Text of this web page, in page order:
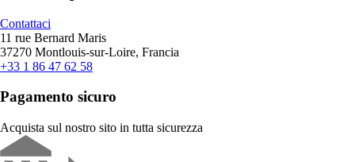
Contattaci
11 rue Bernard Maris
37270 Montlouis-sur-Loire, Francia
+33 1 86 47 62 58
Pagamento sicuro
Acquista sul nostro sito in tutta sicurezza